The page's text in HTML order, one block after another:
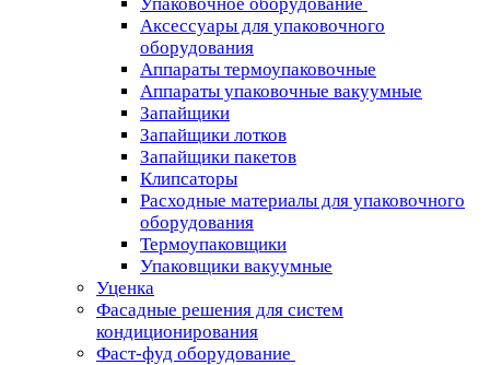
Аксессуары для упаковочного
оборудования
Аппараты термоупаковочные
Аппараты упаковочные вакуумные
Запайщики
Запайщики лотков
Запайщики пакетов
Клипсаторы
Расходные материалы для упаковочного
оборудования
Термоупаковщики
Упаковщики вакуумные
Уценка
Фасадные решения для систем
кондиционирования
Фаст-фуд оборудование